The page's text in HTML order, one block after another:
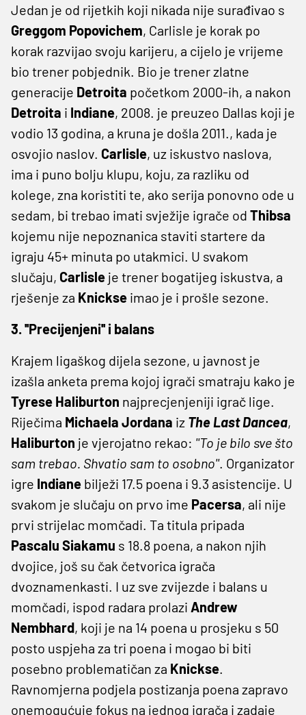
Jedan je od rijetkih koji nikada nije surađivao s
Greggom Popovichem, Carlisle je korak po
korak razvijao svoju karijeru, a cijelo je vrijeme
bio trener pobjednik. Bio je trener zlatne
generacije Detroita početkom 2000-ih, a nakon
Detroita i Indiane, 2008. je preuzeo Dallas koji je
vodio 13 godina, a kruna je došla 2011., kada je
osvojio naslov. Carlisle, uz iskustvo naslova,
ima i puno bolju klupu, koju, za razliku od
kolege, zna koristiti te, ako serija ponovno ode u
sedam, bi trebao imati svježije igrače od Thibsa
kojemu nije nepoznanica staviti startere da
igraju 45+ minuta po utakmici. U svakom
slučaju, Carlisle je trener bogatijeg iskustva, a
rješenje za Knickse imao je i prošle sezone.
3. ''Precijenjeni'' i balans
Krajem ligaškog dijela sezone, u javnost je
izašla anketa prema kojoj igrači smatraju kako je
Tyrese Haliburton najprecjenjeniji igrač lige.
Riječima Michaela Jordana iz The Last Dancea,
Haliburton je vjerojatno rekao: ''To je bilo sve što
sam trebao. Shvatio sam to osobno''. Organizator
igre Indiane bilježi 17.5 poena i 9.3 asistencije. U
svakom je slučaju on prvo ime Pacersa, ali nije
prvi strijelac momčadi. Ta titula pripada
Pascalu Siakamu s 18.8 poena, a nakon njih
dvojice, još su čak četvorica igrača
dvoznamenkasti. I uz sve zvijezde i balans u
momčadi, ispod radara prolazi Andrew
Nembhard, koji je na 14 poena u prosjeku s 50
posto uspjeha za tri poena i mogao bi biti
posebno problematičan za Knickse.
Ravnomjerna podjela postizanja poena zapravo
onemogućuje fokus na jednog igrača i zadaje